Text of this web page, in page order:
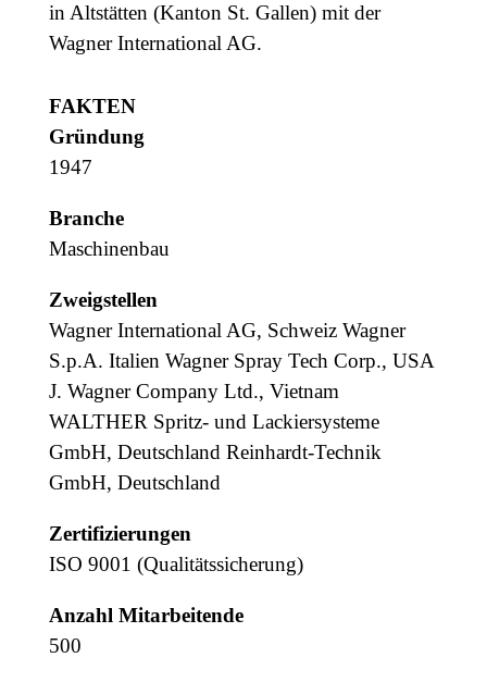
in Altstätten (Kanton St. Gallen) mit der
Wagner International AG.
FAKTEN
Gründung
1947
Branche
Maschinenbau
Zweigstellen
Wagner International AG, Schweiz Wagner
S.p.A. Italien Wagner Spray Tech Corp., USA
J. Wagner Company Ltd., Vietnam
WALTHER Spritz- und Lackiersysteme
GmbH, Deutschland Reinhardt-Technik
GmbH, Deutschland
Zertifizierungen
ISO 9001 (Qualitätssicherung)
Anzahl Mitarbeitende
500